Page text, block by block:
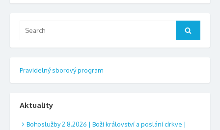
Search
Pravidelný sborový program
Aktuality
Bohoslužby 2.8.2026 | Boží království a poslání církve |